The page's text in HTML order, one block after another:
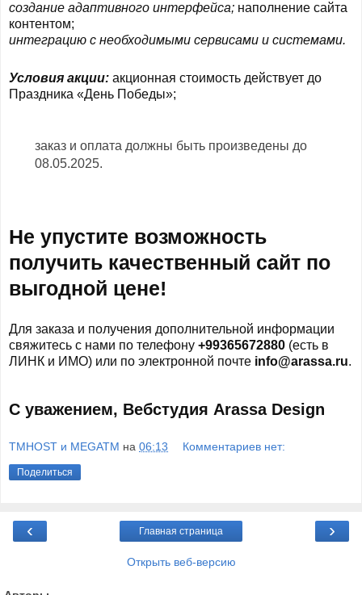
создание адаптивного интерфейса; наполнение сайта
контентом;
интеграцию с необходимыми сервисами и системами.
Условия акции: акционная стоимость действует до
Праздника «День Победы»;
заказ и оплата должны быть произведены до
08.05.2025.
Не упустите возможность
получить качественный сайт по
выгодной цене!
Для заказа и получения дополнительной информации
свяжитесь с нами по телефону +99365672880 (есть в
ЛИНК и ИМО) или по электронной почте info@arassa.ru.
С уважением, Вебстудия Arassa Design
TMHOST и MEGATM на 06:13 Комментариев нет:
Поделиться
‹ ›
Главная страница
Открыть веб-версию